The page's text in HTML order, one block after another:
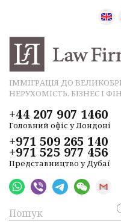
ІММІГРАЦІЯ ДО
НЕРУХОМІСТЬ, БІЗНЕС І
+44 207 907 1460
Головний офіс у Лондоні
+971 509 265 140
+971 525 977 456
Представництво у Дубаї